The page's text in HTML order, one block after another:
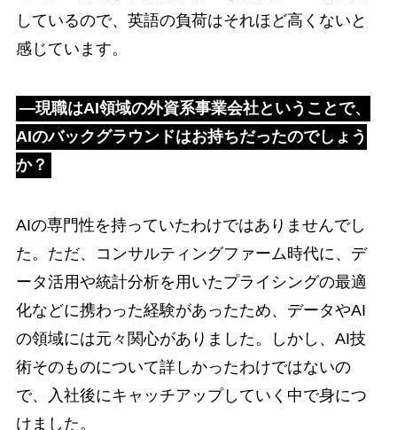
しているので、英語の負荷はそれほど高くないと
感じています。
―現職はAI領域の外資系事業会社ということで、
AIのバックグラウンドはお持ちだったのでしょう
か？
AIの専門性を持っていたわけではありませんでし
た。ただ、コンサルティングファーム時代に、デ
ータ活用や統計分析を用いたプライシングの最適
化などに携わった経験があったため、データやAI
の領域には元々関心がありました。しかし、AI技
術そのものについて詳しかったわけではないの
で、入社後にキャッチアップしていく中で身につ
けました。